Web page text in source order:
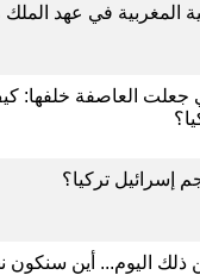
المغربية في عهد
جعلت العاصفة خلفها:
إسرائيل تركيا؟
ذلك اليوم... أين سنكون